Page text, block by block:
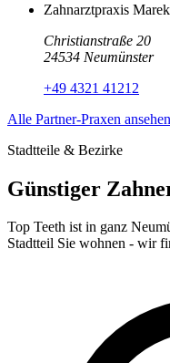
Zahnarztpraxis
Christianstraße 20
24534 Neumünster
+49 4321 41212
Alle Partner-Praxen
Stadtteile & Bezirke
Günstiger
Top Teeth ist in ganz
Stadtteil Sie wohnen - wir